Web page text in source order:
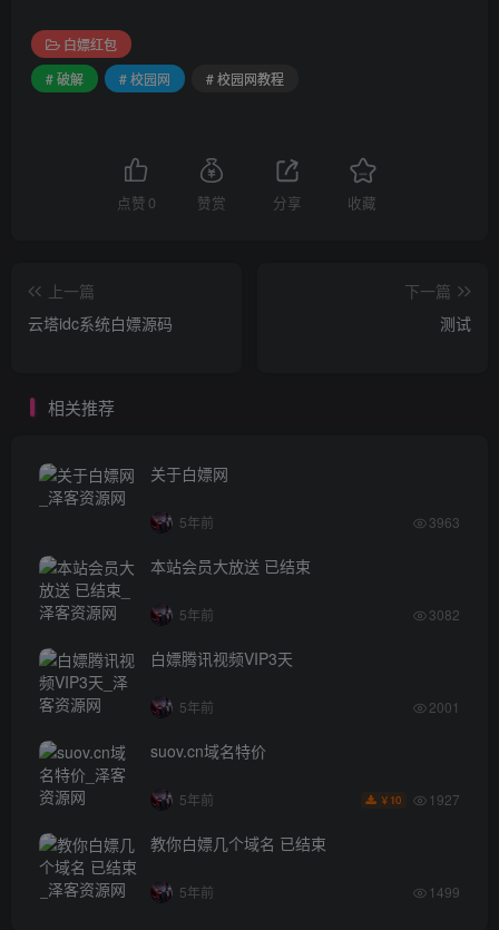
白嫖红包
# 破解
# 校园网 # 校园网教程
点赞 0 赞赏 分享 收藏
上一篇
云塔idc系统白嫖源码
下一篇
测试
相关推荐
关于白嫖网
5年前 3963
本站会员大放送 已结束
5年前 3082
白嫖腾讯视频VIP3天
5年前 2001
suov.cn域名特价
5年前 ￥ 10 1927
教你白嫖几个域名 已结束
5年前 1499